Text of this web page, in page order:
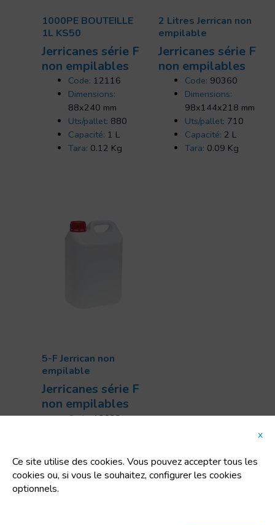
1000PE BOUTEILLE
1L KS50
Jerricanes série F
non empilables
Code: 12116
Dimensions:
88x240 mm
Uts/pallet: 880
Capacité: 1 L
Tara: 0.12 Kg
2 Litres Jerrican non
empilable
Jerricanes série F
non empilables
Code: 90360
Dimensions:
98x144x218 mm
Uts/pallet: 710
Capacité: 2 L
Tara: 0.09 Kg
5-F Jerrican non
empilable
Jerricanes série F
non empilables
Code:12032
Uts/pallet:360
Capacité:5 L
Ce site utilise des cookies. Vous pouvez accepter tous les
cookies ou, si vous le souhaitez, configurer les cookies
optionnels.
x